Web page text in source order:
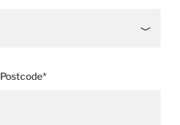
Postcode*